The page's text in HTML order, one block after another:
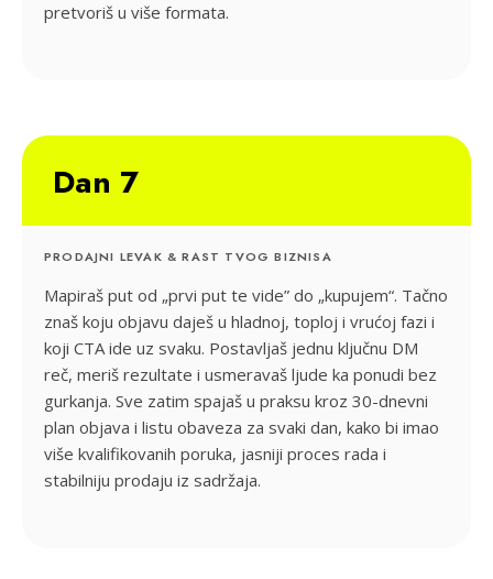
pretvoriš u više formata.
Dan 7
PRODAJNI LEVAK & RAST TVOG BIZNISA
Mapiraš put od „prvi put te vide” do „kupujem“. Tačno
znaš koju objavu daješ u hladnoj, toploj i vrućoj fazi i
koji CTA ide uz svaku. Postavljaš jednu ključnu DM
reč, meriš rezultate i usmeravaš ljude ka ponudi bez
gurkanja. Sve zatim spajaš u praksu kroz 30-dnevni
plan objava i listu obaveza za svaki dan, kako bi imao
više kvalifikovanih poruka, jasniji proces rada i
stabilniju prodaju iz sadržaja.